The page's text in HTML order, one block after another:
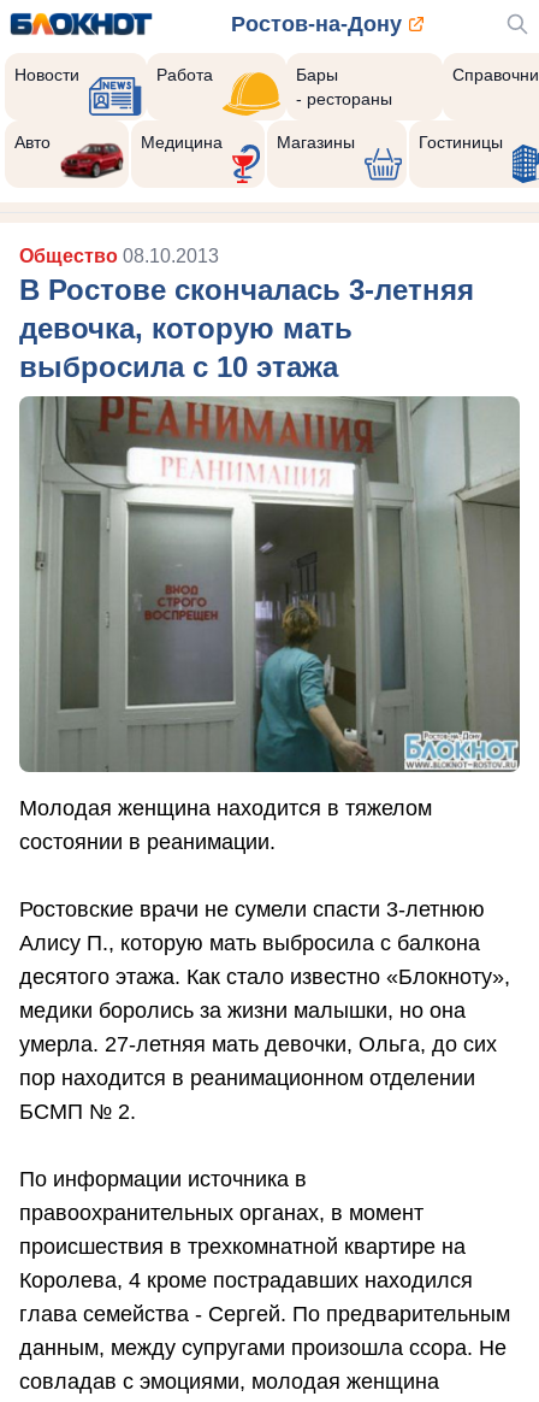
Ростов-на-Дону
Новости Работа
Бары
- рестораны
Авто Медицина Магазины Гостиницы
Общество 08.10.2013
В Ростове скончалась 3-летняя
девочка, которую мать
выбросила с 10 этажа
Молодая женщина находится в тяжелом
состоянии в реанимации.
Ростовские врачи не сумели спасти 3-летнюю
Алису П., которую мать выбросила с балкона
десятого этажа. Как стало известно «Блокноту»,
медики боролись за жизни малышки, но она
умерла. 27-летняя мать девочки, Ольга, до сих
пор находится в реанимационном отделении
БСМП № 2.
По информации источника в
правоохранительных органах, в момент
происшествия в трехкомнатной квартире на
Королева, 4 кроме пострадавших находился
глава семейства - Сергей. По предварительным
данным, между супругами произошла ссора. Не
совладав с эмоциями, молодая женщина